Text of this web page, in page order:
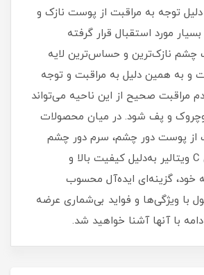
توجه به مراقبت از پوست نازک و
مورد استقبال قرار گرفته
نازک‌ترین و حساس‌ترین لایه
به همین دلیل به مراقبت و توجه
مراقبت صحیح از این ناحیه می‌تواند
و پف شود. در میان محصولات
از پوست دور چشم، سرم دور چشم
کافئین و ویتامین C ویتالیر به‌دلیل کیفیت بالا و
خود، گزینه‌ای ایده‌آل محسوب
با ویژگی‌ها و فواید بی‌شماری عرضه
با آنها آشنا خواهید شد.